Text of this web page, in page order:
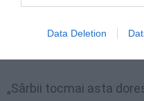
Data Deletion
ceea ce ar fi contra
„Sârbii tocmai asta